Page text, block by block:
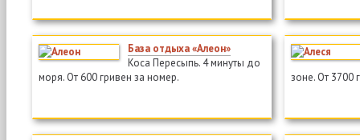
База отдыха «Алеон»
Коса Пересыпь. 4 минуты до
моря. От 600 гривен за номер.
зоне. От 3700